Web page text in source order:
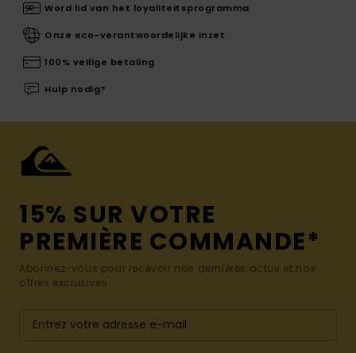
Word lid van het loyaliteitsprogramma
Onze eco-verantwoordelijke inzet
100% veilige betaling
Hulp nodig?
15% SUR VOTRE
PREMIÈRE COMMANDE*
Abonnez-vous pour recevoir nos dernières actus et nos
offres exclusives.